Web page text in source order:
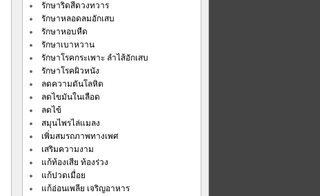
รักษาริดสีดวงทวาร
รักษาหลอดลมอักเสบ
รักษาหอบหืด
รักษาเบาหวาน
รักษาโรคกระเพาะ ลำไส้อักเสบ
รักษาโรคผิวหนัง
ลดความดันโลหิต
ลดไขมันในเลือด
ลดไข้
สมุนไพรไล่แมลง
เพิ่มสมรถภาพทางเพศ
เสริมความงาม
แก้ท้องเสีย ท้องร่วง
แก้ปวดเมื่อย
แก้อ่อนเพลีย เจริญอาหาร